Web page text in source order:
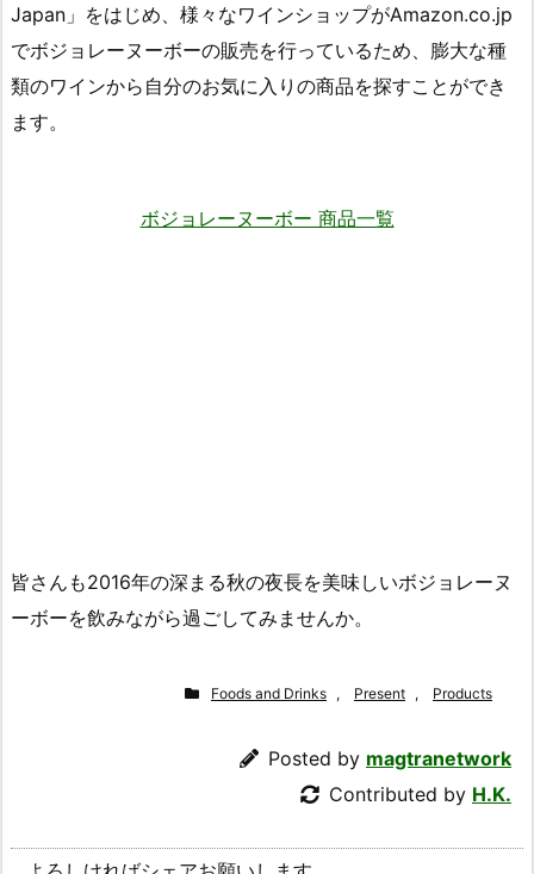
Japan」をはじめ、様々なワインショップがAmazon.co.jp
でボジョレーヌーボーの販売を行っているため、膨大な種
類のワインから自分のお気に入りの商品を探すことができ
ます。
ボジョレーヌーボー 商品一覧
皆さんも2016年の深まる秋の夜長を美味しいボジョレーヌ
ーボーを飲みながら過ごしてみませんか。
Foods and Drinks , Present , Products
Posted by magtranetwork
Contributed by H.K.